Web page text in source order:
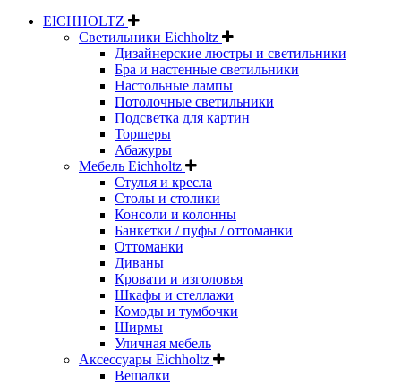
EICHHOLTZ
Светильники Eichholtz
Дизайнерские люстры и светильники
Бра и настенные светильники
Настольные лампы
Потолочные светильники
Подсветка для картин
Торшеры
Абажуры
Мебель Eichholtz
Стулья и кресла
Столы и столики
Консоли и колонны
Банкетки / пуфы / оттоманки
Оттоманки
Диваны
Кровати и изголовья
Шкафы и стеллажи
Комоды и тумбочки
Ширмы
Уличная мебель
Аксессуары Eichholtz
Вешалки